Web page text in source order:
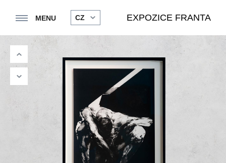
MENU CZ EXPOZICE FRANTA